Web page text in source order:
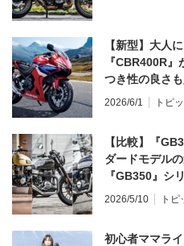
【新型】大人
『CBR400R
つき性の良さ
2026/6/1 トピ
【比較】『
ダードモデル
『GB350』シ
2026/5/10 トピ
初心者ママラ